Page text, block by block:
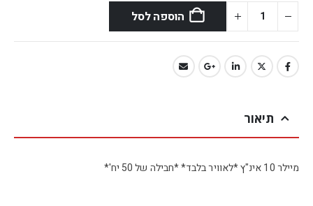
הוספה לסל
תיאור
מיילר 10 אינ"ץ *לאוויר בלבד* *חבילה של 50 יח'*